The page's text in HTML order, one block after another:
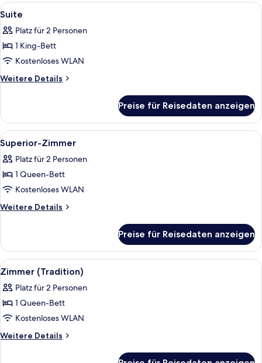
Alle
Fotos
für
Suite
anzeigen
Ein Schlafzimmer mit einem großen
4
Suite
Platz für 2 Personen
1 King-Bett
Kostenloses WLAN
Weitere Details
Weitere
Preise für Reisedaten anzeigen
Alle
Fotos
für
Superior-
Zimmer
anzeigen
4
Superior-Zimmer
Platz für 2 Personen
1 Queen-Bett
Kostenloses WLAN
Weitere Details
Weitere
Zimmer
Preise für Reisedaten anzeigen
Alle
Fotos
für
Zimmer
(Tradition)
anzeigen
Ein Schlafzimmer mit rotem,
5
Zimmer (Tradition)
Platz für 2 Personen
1 Queen-Bett
Kostenloses WLAN
Weitere Details
Weitere